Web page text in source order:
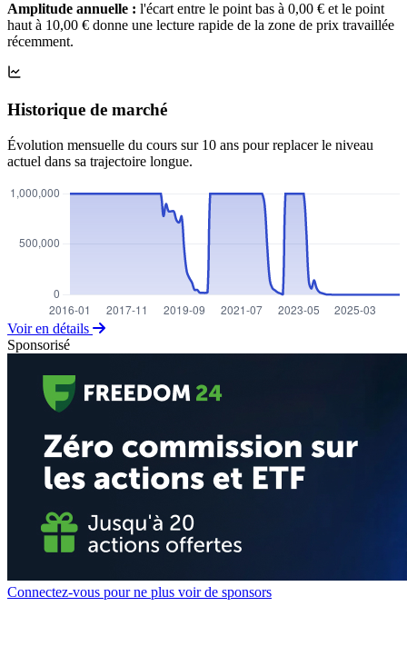
Amplitude annuelle : l'écart entre le point bas à 0,00 € et le point
haut à 10,00 € donne une lecture rapide de la zone de prix travaillée
récemment.
Historique de marché
Évolution mensuelle du cours sur 10 ans pour replacer le niveau
actuel dans sa trajectoire longue.
Voir en détails
Sponsorisé
Connectez-vous pour ne plus voir de sponsors